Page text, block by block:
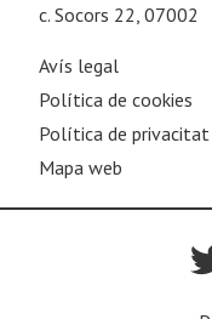
c. Socors 22, 07002
Avís legal
Política de cookies
Política de privacitat
Mapa web